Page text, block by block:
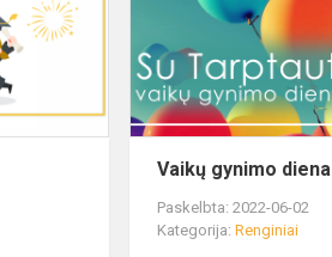
Vaikų gynimo diena
Paskelbta: 2022-06-02
Kategorija:Renginiai